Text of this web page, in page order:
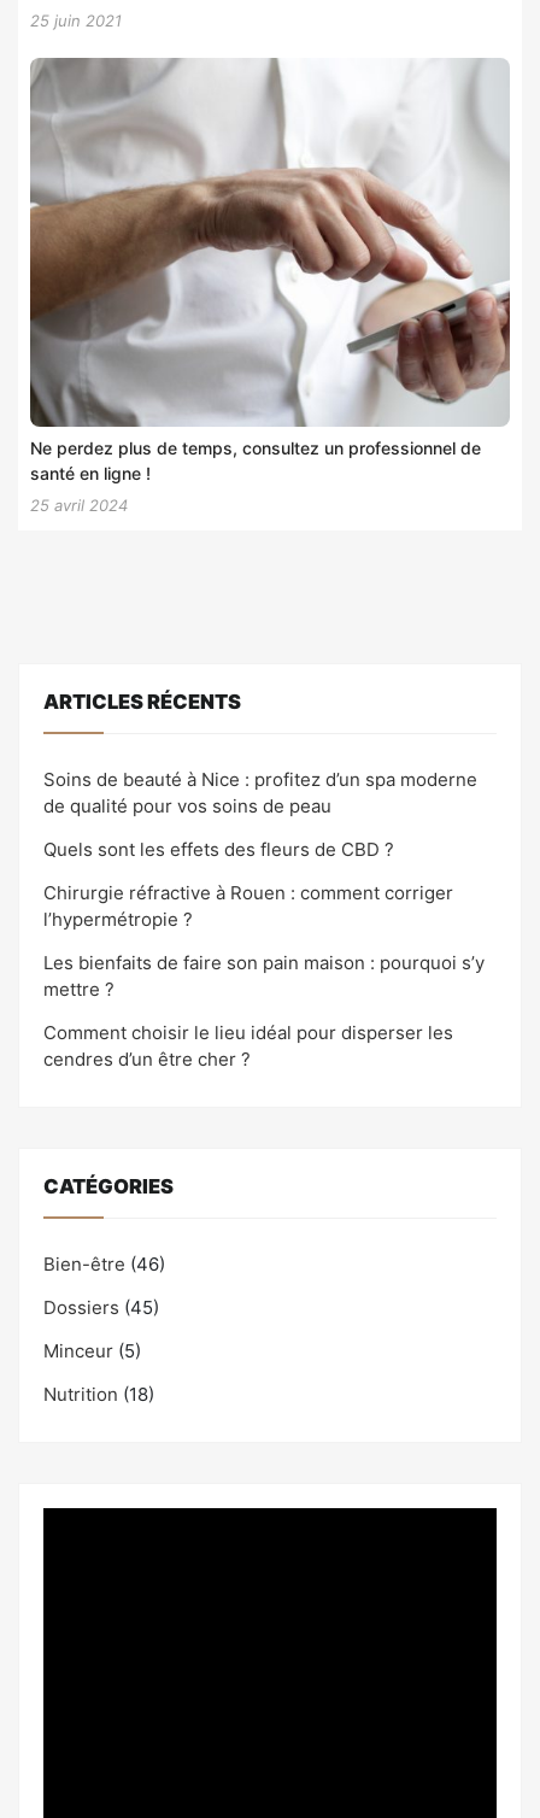
25 juin 2021
Ne perdez plus de temps, consultez un professionnel de
santé en ligne !
25 avril 2024
ARTICLES RÉCENTS
Soins de beauté à Nice : profitez d’un spa moderne
de qualité pour vos soins de peau
Quels sont les effets des fleurs de CBD ?
Chirurgie réfractive à Rouen : comment corriger
l’hypermétropie ?
Les bienfaits de faire son pain maison : pourquoi s’y
mettre ?
Comment choisir le lieu idéal pour disperser les
cendres d’un être cher ?
CATÉGORIES
Bien-être (46)
Dossiers (45)
Minceur (5)
Nutrition (18)